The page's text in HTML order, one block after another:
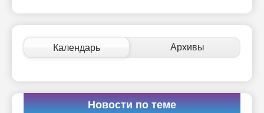
Календарь Архивы
Новости по теме